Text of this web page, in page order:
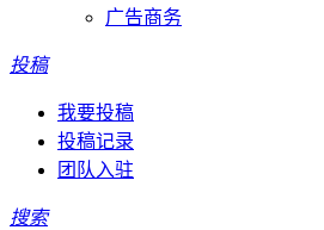
广告商务
投稿
我要投稿
投稿记录
团队入驻
搜索